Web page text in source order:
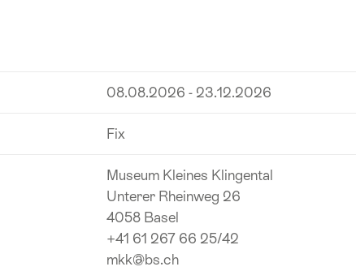
08.08.2026 - 23.12.2026
Fix
Museum Kleines Klingental
Unterer Rheinweg 26
4058 Basel
+41 61 267 66 25/42
mkk@bs.ch